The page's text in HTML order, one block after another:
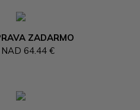
ZADARMO
NAD 64.44 €